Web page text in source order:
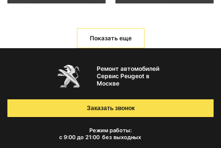
Показать еще
Ремонт автомобилей
Сервис Peugeot в
Москве
Режим работы:
с 9:00 до 21:00 без выходных
Заказать звонок